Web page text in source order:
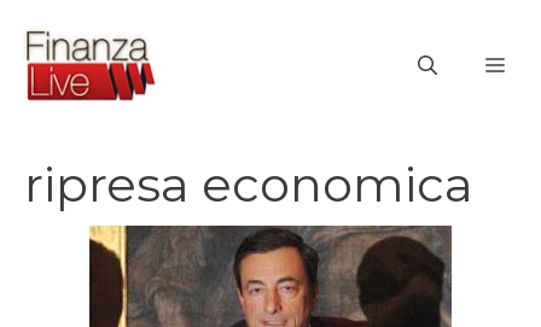
contenuto
ripresa economica